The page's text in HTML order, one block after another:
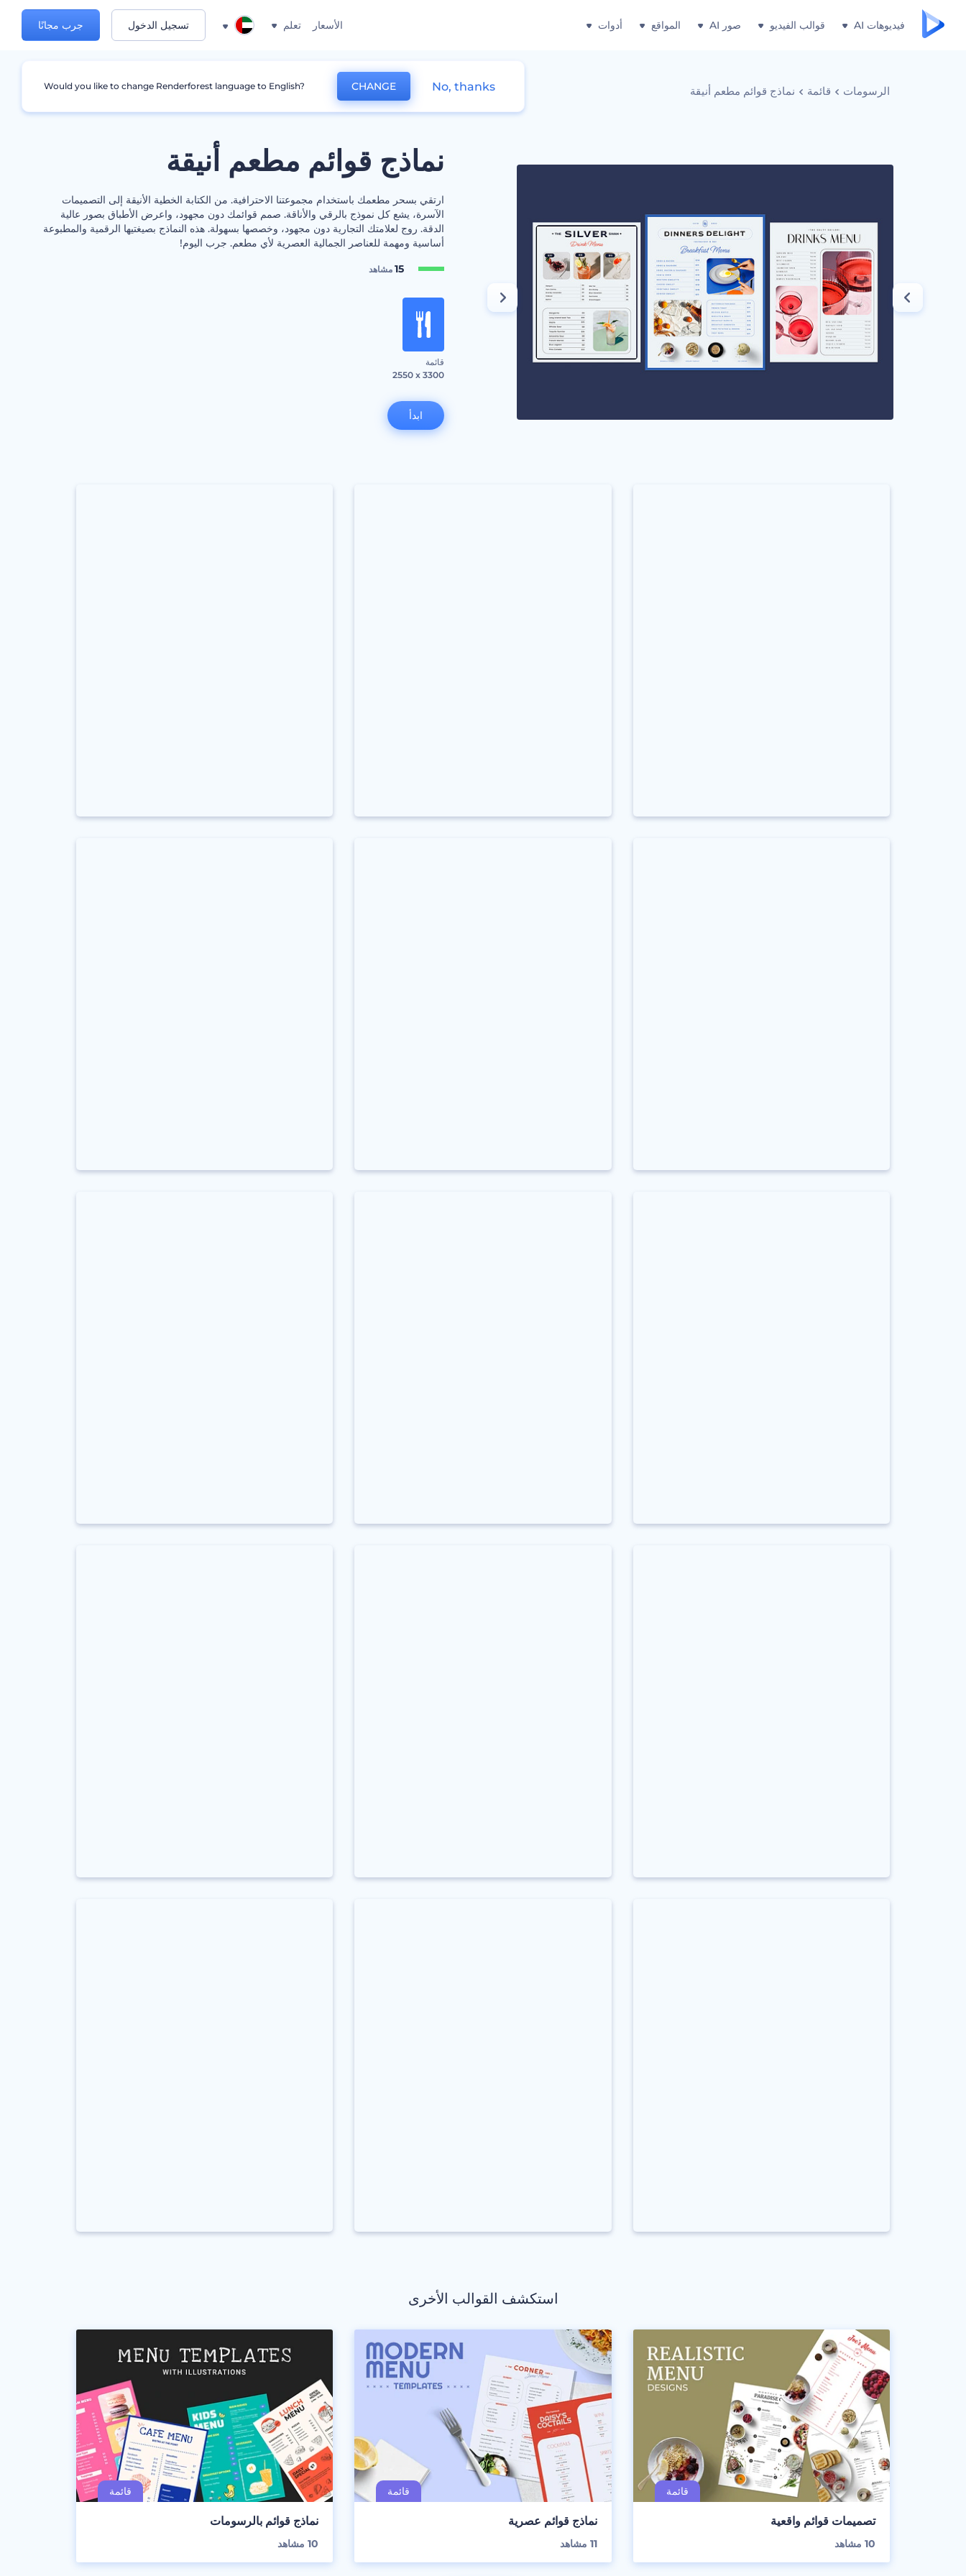
فيديوهات AI قوالب الفيديو صور AI المواقع أدوات الأسعار تعلم تسجيل الدخول جرب مجانًا
الرسومات قائمة نماذج قوائم مطعم أنيقة
نماذج قوائم مطعم أنيقة
ارتقي بسحر مطعمك باستخدام مجموعتنا الاحترافية. من الكتابة الخطية الأنيقة إلى التصميمات
الآسرة، يشع كل نموذج بالرقي والأناقة. صمم قوائمك دون مجهود، واعرض الأطباق بصور عالية
الدقة. روج لعلامتك التجارية دون مجهود، وخصصها بسهولة. هذه النماذج بصيغتيها الرقمية والمطبوعة
أساسية ومهمة للعناصر الجمالية العصرية لأي مطعم. جرب اليوم!
15مشاهد
قائمة
2550 x 3300
ابدأ
استكشف القوالب الأخرى
تصميمات قوائم واقعية
10 مشاهد
نماذج قوائم عصرية
11 مشاهد
نماذج قوائم بالرسومات
10مشاهد
Would you like to change Renderforest language to English? CHANGE No, thanks